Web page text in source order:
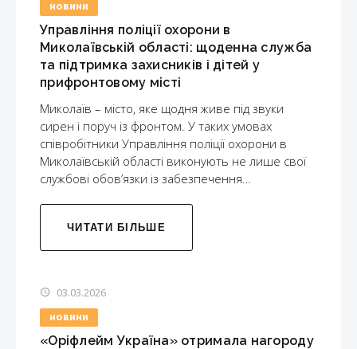
НОВИНИ
Управління поліції охорони в
Миколаївській області: щоденна служба
та підтримка захисників і дітей у
прифронтовому місті
Миколаїв – місто, яке щодня живе під звуки
сирен і поруч із фронтом. У таких умовах
співробітники Управління поліції охорони в
Миколаївській області виконують не лише свої
службові обов’язки із забезпечення…
ЧИТАТИ БІЛЬШЕ
03.03.2026
НОВИНИ
«Оріфлейм Україна» отримала нагороду